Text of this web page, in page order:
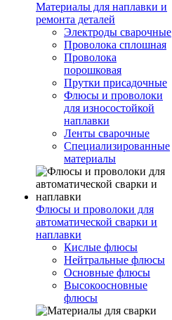
Материалы для наплавки и
ремонта деталей
Электроды сварочные
Проволока сплошная
Проволока
порошковая
Прутки присадочные
Флюсы и проволоки
для износостойкой
наплавки
Ленты сварочные
Специализированные
материалы
Флюсы и проволоки для
автоматической сварки и
наплавки
Кислые флюсы
Нейтральные флюсы
Основные флюсы
Высокоосновные
флюсы